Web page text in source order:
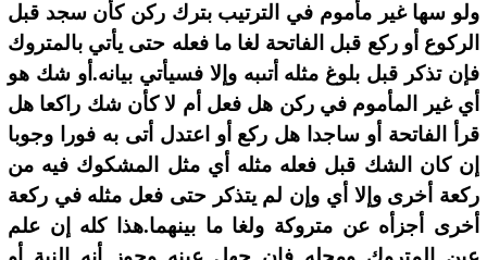
ولو سها غير مأموم في الترتيب بترك ركن كأن سجد قبل
الركوع أو ركع قبل الفاتحة لغا ما فعله حتى يأتي بالمتروك
فإن تذكر قبل بلوغ مثله أتىبه وإلا فسيأتي بيانه.أو شك هو
أي غير المأموم في ركن هل فعل أم لا كأن شك راكعا هل
قرأ الفاتحة أو ساجدا هل ركع أو اعتدل أتى به فورا وجوبا
إن كان الشك قبل فعله مثله أي مثل المشكوك فيه من
ركعة أخرى وإلا أي وإن لم يتذكر حتى فعل مثله في ركعة
أخرى أجزأه عن متروكة ولغا ما بينهما.هذا كله إن علم